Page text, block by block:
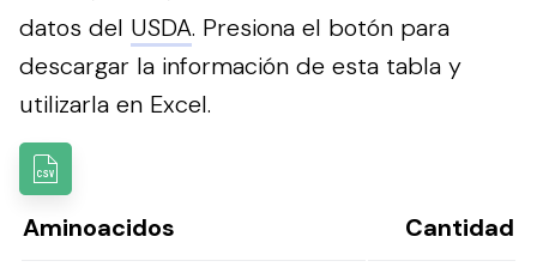
datos del USDA. Presiona el botón para
descargar la información de esta tabla y
utilizarla en Excel.
Aminoacidos
Cantidad